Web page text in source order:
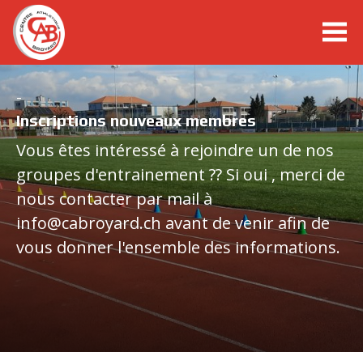
Stierenberglauf, Lac Noir, 01.08.2026
Trail du Val Cenis, 02.08.2026
Championnats suisses élites, Zurich, 25-
26.07.26
Articles à lire dans news
-
Inscriptions nouveaux membres
Vous êtes intéressé à rejoindre un de nos
groupes d'entrainement ?? Si oui , merci de
nous contacter par mail à
info@cabroyard.ch avant de venir afin de
vous donner l'ensemble des informations.
10KM de Payerne - Dimanche 7 mars 2027
Ouverture des inscriptions: à définir
Oeffnung des Anmeldeportals: noch
festzulegen
Site Internet dédié :
https://10kmpayerne.ch/
Eigene Website :
https://10kmpayerne.ch/